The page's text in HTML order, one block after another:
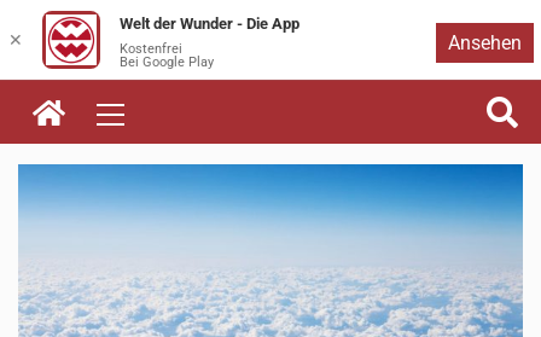
Zum
Inhalt
springen
✕
Welt der Wunder - Die App
Kostenfrei
Bei Google Play
Ansehen